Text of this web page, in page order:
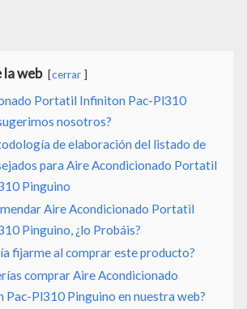
web cerrar
Portatil Infiniton Pac-Pl310
nosotros?
de elaboración del listado de
para Aire Acondicionado Portatil
Pinguino
Aire Acondicionado Portatil
Pinguino, ¿lo Probáis?
fijarme al comprar este producto?
comprar Aire Acondicionado
Pl310 Pinguino en nuestra web?